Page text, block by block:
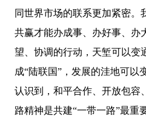
同世界市场的联系更加紧密。
共赢才能办成事、办好事、办
望、协调的行动，天堑可以变
成“陆联国”，发展的洼地可以
认识到，和平合作、开放包容
路精神是共建“一带一路”最重